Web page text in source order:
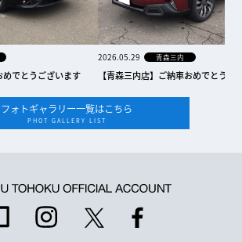
めでとうございます
2026.05.29 青森三内
【青森三内店】ご納車おめでとうご
フォトギャラリー一覧はこちら
PHOT GALLERY LIST